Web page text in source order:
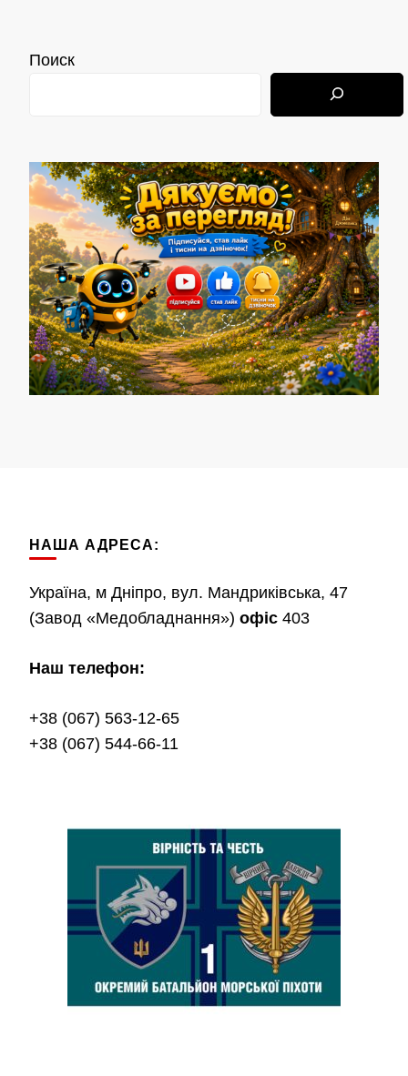
Поиск
НАША АДРЕСА:
Україна, м Дніпро, вул. Мандриківська, 47
(Завод «Медобладнання») офіс 403
Наш телефон:
+38 (067) 563-12-65
+38 (067) 544-66-11